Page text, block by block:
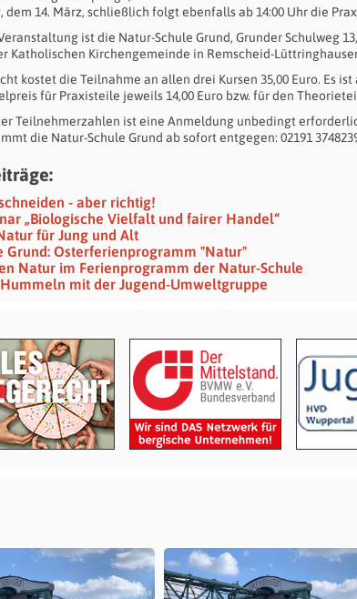
dem 14. März, schließlich folgt ebenfalls ab 14:00 Uhr die
ist die Natur-Schule Grund, Grunder Schulweg
Katholischen Kirchengemeinde in Remscheid-
kostet die Teilnahme an allen drei Kursen 35,00 Euro. Es
für Praxisteile jeweils 14,00 Euro bzw. für den
Teilnehmerzahlen ist eine Anmeldung unbedingt
die Natur-Schule Grund ab sofort entgegen: 02191
- aber richtig!
„Biologische Vielfalt und fairer Handel“
für Jung und Alt
Grund: Osterferienprogramm "Natur"
Natur im Ferienprogramm der Natur-Schule
mit der Jugend-Umweltgruppe